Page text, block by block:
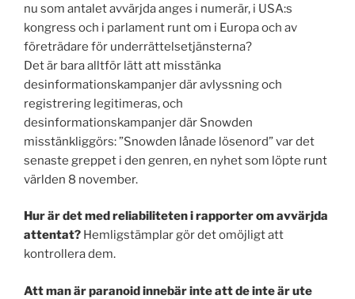
nu som antalet avvärjda anges i numerär, i USA:s
kongress och i parlament runt om i Europa och av
företrädare för underrättelsetjänsterna?
Det är bara alltför lätt att misstänka
desinformationskampanjer där avlyssning och
registrering legitimeras, och
desinformationskampanjer där Snowden
misstänkliggörs: ”Snowden lånade lösenord” var det
senaste greppet i den genren, en nyhet som löpte runt
världen 8 november.
Hur är det med reliabiliteten i rapporter om avvärjda
attentat? Hemligstämplar gör det omöjligt att
kontrollera dem.
Att man är paranoid innebär inte att de inte är ute